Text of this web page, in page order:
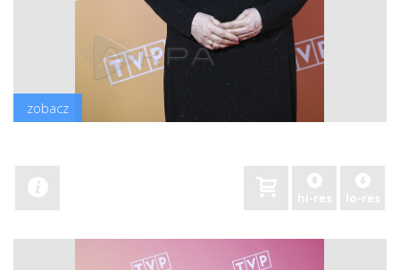
zobacz
hi-res lo-res